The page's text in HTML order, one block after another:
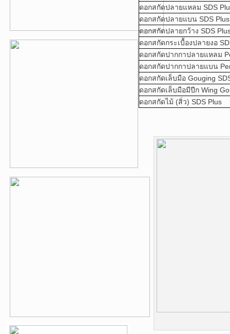
ดอกสกัดปลายแหลม SDS
ดอกสกัดปลายแบน SDS
ดอกสกัดปลายกว้าง SDS
ดอกสกัดกระเบื้องปลายงอ
ดอกสกัดปากกาปลายแหลม
ดอกสกัดปากกาปลายแบน
ดอกสกัดเล็บมือ Gouging
ดอกสกัดเล็บมือมีปีก Wing
ดอกสกัดไม้ (สิ่ว) SDS Plus